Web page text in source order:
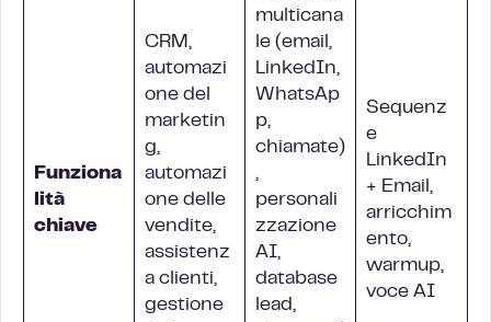
Funziona
lità
chiave
CRM,
automazi
one del
marketin
g,
automazi
one delle
vendite,
assistenz
a clienti,
gestione
multicana
le (email,
LinkedIn,
WhatsAp
p,
chiamate)
,
personali
zzazione
AI,
database
lead,
Sequenz
e
LinkedIn
+ Email,
arricchim
ento,
warmup,
voce AI